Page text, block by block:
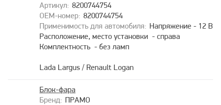
8200744754
8200744754
Напряжение - 12 В
Расположение, место установки - справа
Комплектность - без ламп
Lada Largus / Renault Logan
ПРАМО
Блок-фара